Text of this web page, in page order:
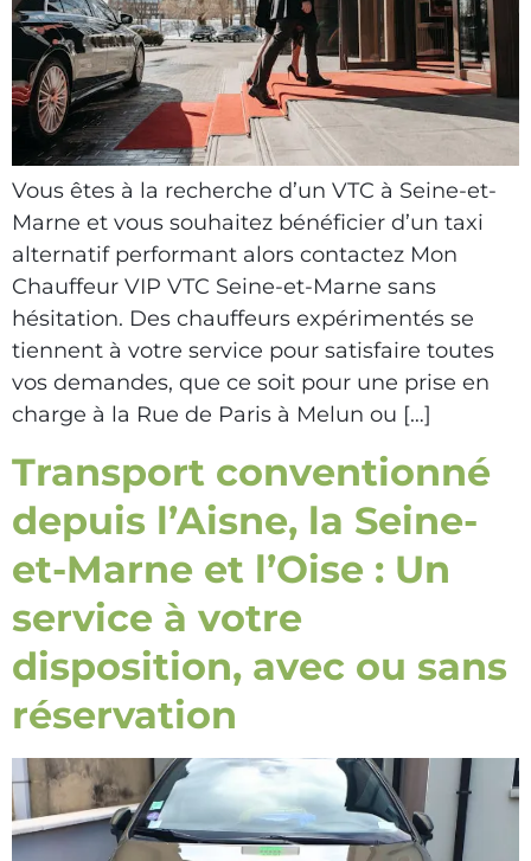
Vous êtes à la recherche d’un VTC à Seine-et-
Marne et vous souhaitez bénéficier d’un taxi
alternatif performant alors contactez Mon
Chauffeur VIP VTC Seine-et-Marne sans
hésitation. Des chauffeurs expérimentés se
tiennent à votre service pour satisfaire toutes
vos demandes, que ce soit pour une prise en
charge à la Rue de Paris à Melun ou […]
Transport conventionné
depuis l’Aisne, la Seine-
et-Marne et l’Oise : Un
service à votre
disposition, avec ou sans
réservation